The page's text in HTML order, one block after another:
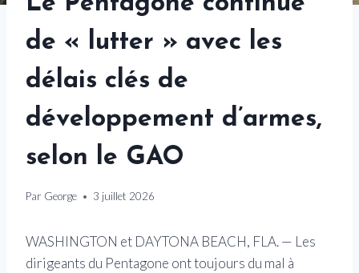
de « lutter » avec les
délais clés de
développement d’armes,
selon le GAO
Par George 3 juillet 2026
WASHINGTON et DAYTONA BEACH, FLA. — Les
dirigeants du Pentagone ont toujours du mal à